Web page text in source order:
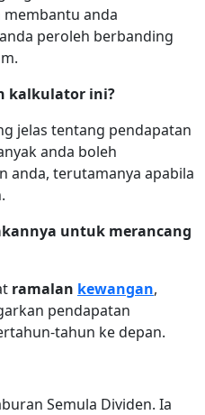
anda
peroleh berbanding
kalkulator ini?
jelas tentang pendapatan
anda boleh
anda, terutamanya apabila
untuk merancang
ramalan kewangan,
pendapatan
tahun ke depan.
Semula Dividen. Ia